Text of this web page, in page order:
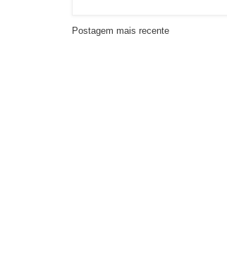
Postagem mais recente